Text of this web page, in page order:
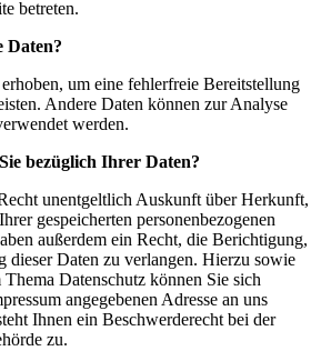
betreten.
Daten?
um eine fehlerfreie Bereitstellung
Andere Daten können zur Analyse
werden.
bezüglich Ihrer Daten?
unentgeltlich Auskunft über Herkunft,
gespeicherten personenbezogenen
außerdem ein Recht, die Berichtigung,
dieser Daten zu verlangen. Hierzu sowie
Datenschutz können Sie sich
angegebenen Adresse an uns
Ihnen ein Beschwerderecht bei der
zu.